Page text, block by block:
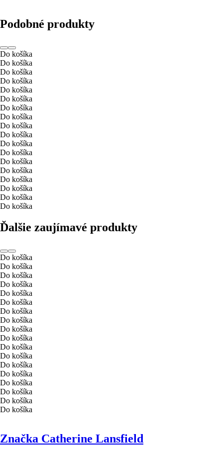
Podobné produkty
Do košíka
Do košíka
Do košíka
Do košíka
Do košíka
Do košíka
Do košíka
Do košíka
Do košíka
Do košíka
Do košíka
Do košíka
Do košíka
Do košíka
Do košíka
Do košíka
Do košíka
Do košíka
Ďalšie zaujímavé produkty
Do košíka
Do košíka
Do košíka
Do košíka
Do košíka
Do košíka
Do košíka
Do košíka
Do košíka
Do košíka
Do košíka
Do košíka
Do košíka
Do košíka
Do košíka
Do košíka
Do košíka
Do košíka
Značka Catherine Lansfield